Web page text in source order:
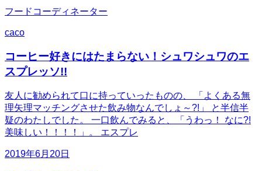
フードコーディネーター
caco
コーヒー好きにはたまらない！シュワシュワのエ
スプレッソ!!
友人に勧められて口に持っていったものの、 「よくある無
理矢理マッチングさせた飲み物なんでしょ～?!」 と半信半
疑のわたしでした。 一口飲んでみると、「うわっ！ なに?!
美味しい！！！！」。 エスプレ
2019年6月20日